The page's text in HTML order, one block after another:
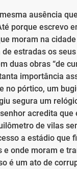
ausência
porque escrevo
moram na
estradas os
duas obras “de
importância
no pórtico, um
segura um
acredita que
de vilas
a estádio que
onde moram e
é um ato de